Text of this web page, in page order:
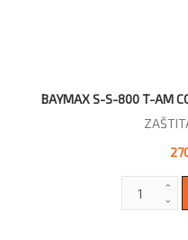
BAYMAX S-S-800 T-AM